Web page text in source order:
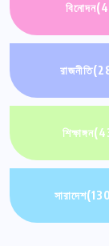
বিনোদন
রাজনীতি
শিক্ষাঙ্গন
সারাদেশ